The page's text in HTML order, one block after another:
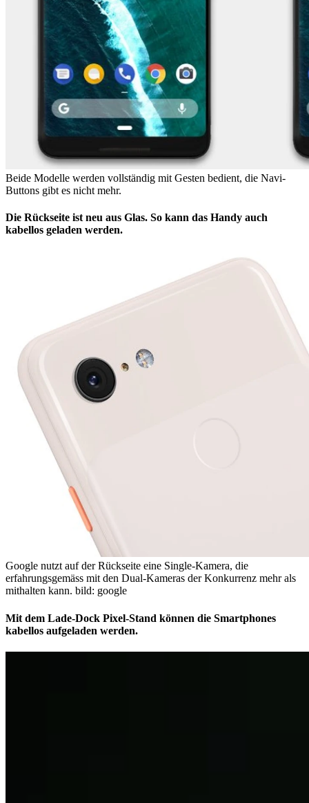
Beide Modelle werden vollständig mit Gesten bedient, die Navi-
Buttons gibt es nicht mehr.
Die Rückseite ist neu aus Glas. So kann das Handy auch
kabellos geladen werden.
Google nutzt auf der Rückseite eine Single-Kamera, die
erfahrungsgemäss mit den Dual-Kameras der Konkurrenz mehr als
mithalten kann. bild: google
Mit dem Lade-Dock Pixel-Stand können die Smartphones
kabellos aufgeladen werden.